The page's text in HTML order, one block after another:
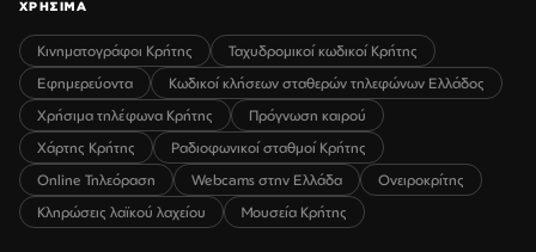
ΧΡΗΣΙΜΑ
Κινηματογράφοι Κρήτης
Ταχυδρομικοί κωδικοί Κρήτης
Εφημερεύοντα
Κωδικοί κλήσεων σταθερών τηλεφώνων Ελλάδος
Χρήσιμα τηλέφωνα Κρήτης
Πρόγνωση καιρού
Χάρτης Κρήτης
Ραδιοφωνικοί σταθμοί Κρήτης
Online Τηλεόραση
Webcams στην Ελλάδα
Ονειροκρίτης
Κληρώσεις λαϊκού λαχείου
Μουσεία Κρήτης